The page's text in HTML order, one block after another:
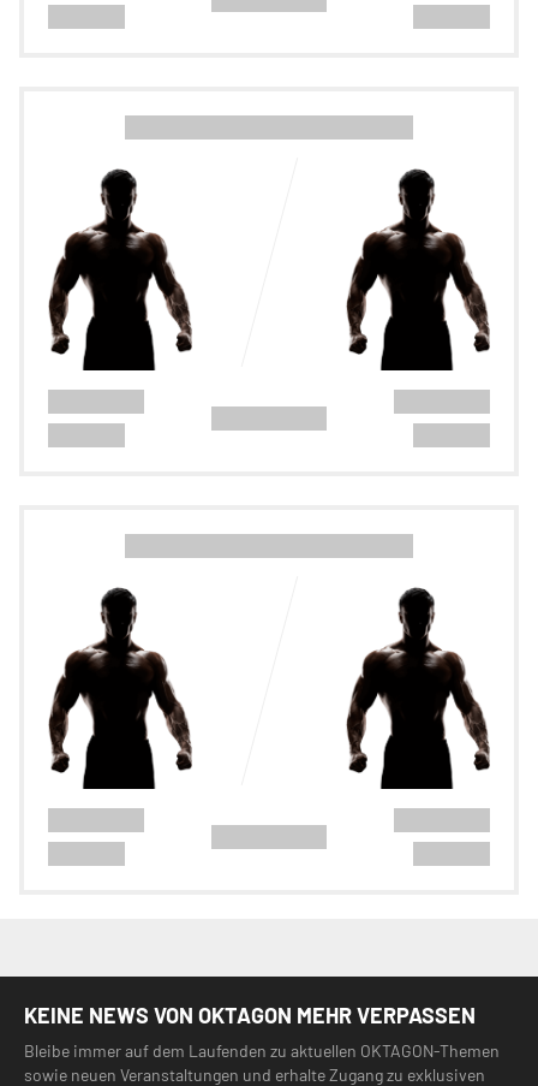
KEINE NEWS VON OKTAGON MEHR VERPASSEN
Bleibe immer auf dem Laufenden zu aktuellen OKTAGON-Themen
sowie neuen Veranstaltungen und erhalte Zugang zu exklusiven